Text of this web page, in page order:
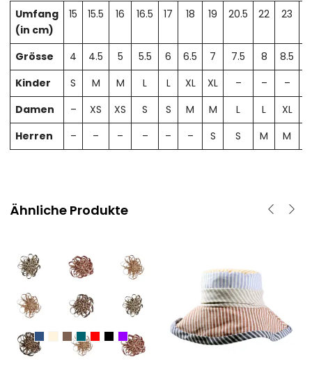
Umfang
(in cm)
15 15.5 16 16.5 17 18 19 20.5 22 23
Grösse 4 4.5 5 5.5 6 6.5 7 7.5 8 8.5
Kinder
S M M L L XL XL – – –
Damen
– XS XS S S M M L L XL
Herren
– – – – – – S S M M
Ähnliche Produkte